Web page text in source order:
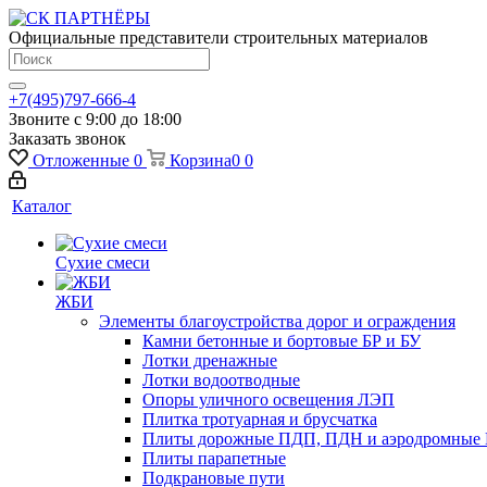
Официальные представители строительных материалов
+7(495)797-666-4
Звоните с 9:00 до 18:00
Заказать звонок
Отложенные 0 Корзина0 0
Каталог
Сухие смеси
ЖБИ
Элементы благоустройства дорог и ограждения
Камни бетонные и бортовые БР и БУ
Лотки дренажные
Лотки водоотводные
Опоры уличного освещения ЛЭП
Плитка тротуарная и брусчатка
Плиты дорожные ПДП, ПДН и аэродромные
Плиты парапетные
Подкрановые пути